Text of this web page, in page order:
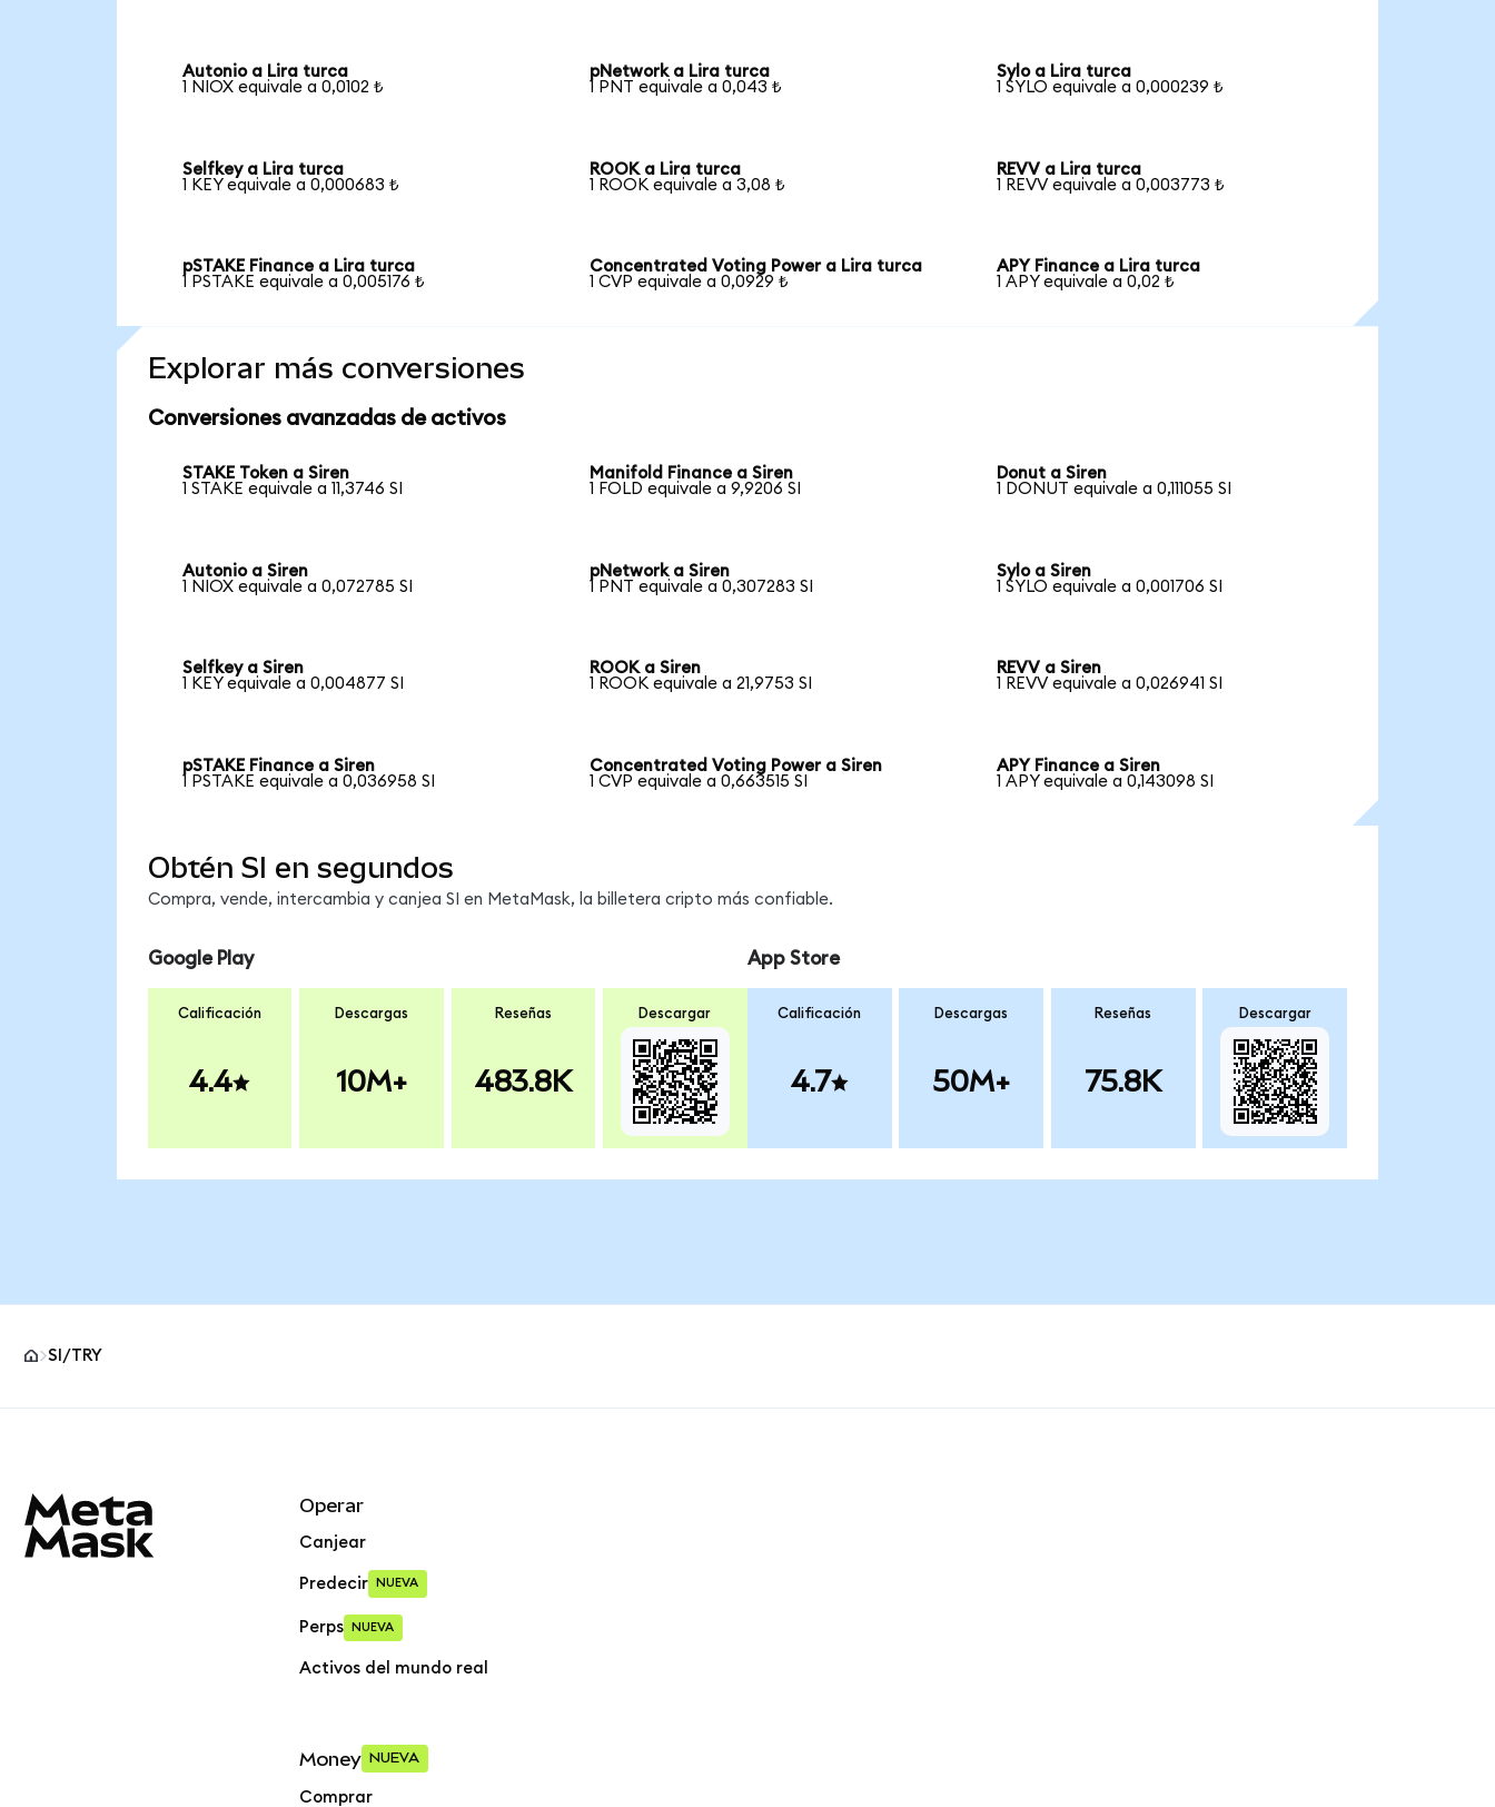
Autonio a Lira turca
1 NIOX equivale a 0,0102 ₺
pNetwork a Lira turca
1 PNT equivale a 0,043 ₺
Sylo a Lira turca
1 SYLO equivale a 0,000239 ₺
Selfkey a Lira turca
1 KEY equivale a 0,000683 ₺
ROOK a Lira turca
1 ROOK equivale a 3,08 ₺
REVV a Lira turca
1 REVV equivale a 0,003773 ₺
pSTAKE Finance a Lira turca
1 PSTAKE equivale a 0,005176 ₺
Concentrated Voting Power a Lira turca
1 CVP equivale a 0,0929 ₺
APY Finance a Lira turca
1 APY equivale a 0,02 ₺
Explorar más conversiones
Conversiones avanzadas de activos
STAKE Token a Siren
1 STAKE equivale a 11,3746 SI
Manifold Finance a Siren
1 FOLD equivale a 9,9206 SI
Donut a Siren
1 DONUT equivale a 0,111055 SI
Autonio a Siren
1 NIOX equivale a 0,072785 SI
pNetwork a Siren
1 PNT equivale a 0,307283 SI
Sylo a Siren
1 SYLO equivale a 0,001706 SI
Selfkey a Siren
1 KEY equivale a 0,004877 SI
ROOK a Siren
1 ROOK equivale a 21,9753 SI
REVV a Siren
1 REVV equivale a 0,026941 SI
pSTAKE Finance a Siren
1 PSTAKE equivale a 0,036958 SI
Concentrated Voting Power a Siren
1 CVP equivale a 0,663515 SI
APY Finance a Siren
1 APY equivale a 0,143098 SI
Obtén SI en segundos
Compra, vende, intercambia y canjea SI en MetaMask, la billetera cripto más confiable.
Google Play
Calificación
4.4
Descargas
10M+
Reseñas
483.8K
Descargar
App Store
Calificación
4.7
Descargas
50M+
Reseñas
75.8K
Descargar
SI/TRY
Operar
Canjear
Predecir NUEVA
Perps NUEVA
Activos del mundo real
Money NUEVA
Comprar